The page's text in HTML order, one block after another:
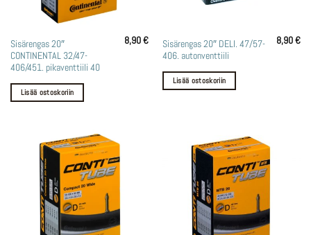
Sisärengas 20″
CONTINENTAL 32/47-
406/451. pikaventtiili 40
8,90€
Lisää ostoskoriin
Sisärengas 20″ DELI. 47/57-
406. autonventtiili
8,90€
Lisää ostoskoriin